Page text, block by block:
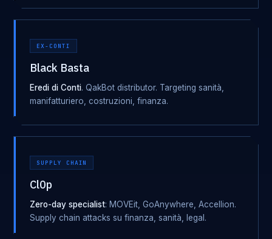
EX-CONTI
Black Basta
Eredi di Conti. QakBot distributor. Targeting sanità,
manifatturiero, costruzioni, finanza.
SUPPLY CHAIN
Cl0p
Zero-day specialist: MOVEit, GoAnywhere, Accellion.
Supply chain attacks su finanza, sanità, legal.